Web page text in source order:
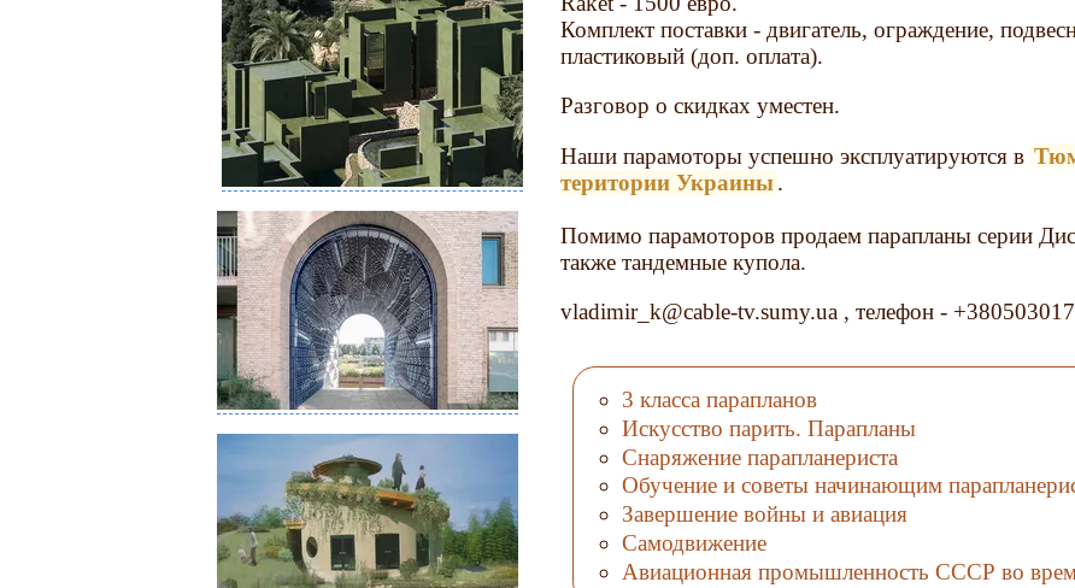
Комплект поставки - двигатель, ограждение,
пластиковый (доп. оплата).
Разговор о скидках уместен.
Наши парамоторы успешно эксплуатируются в
територии Украины.
Помимо парамоторов продаем парапланы серии
также тандемные купола.
vladimir_k@cable-tv.sumy.ua , телефон -
3 класса парапланов
Искусство парить. Парапланы
Снаряжение парапланериста
Обучение и советы начинающим
Завершение войны и авиация
Самодвижение
Авиационная промышленность СССР во